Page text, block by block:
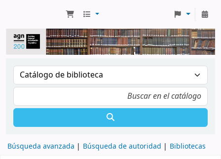
Búsqueda avanzada Búsqueda de autoridad Bibliotecas